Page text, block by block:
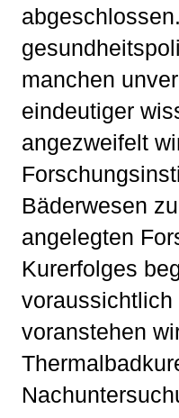
manchen
eindeutiger
angezweifelt
Bäderwesen
angelegten
Kurerfolges
voraussichtlich
voranstehen